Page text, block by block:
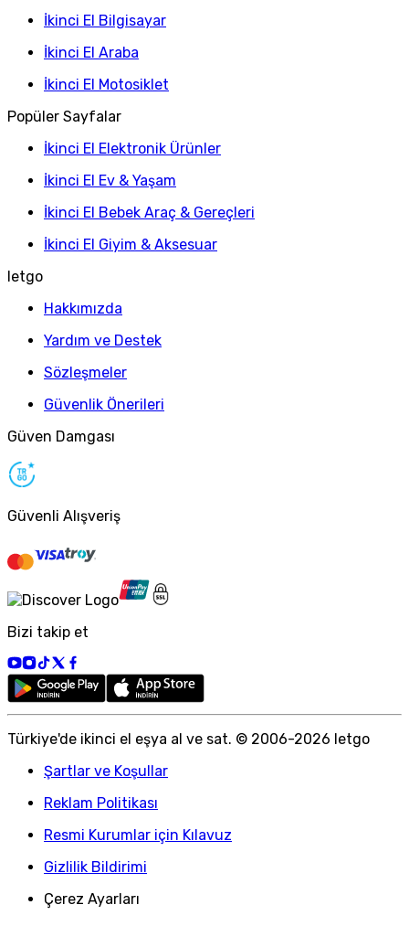
İkinci El Bilgisayar
İkinci El Araba
İkinci El Motosiklet
Popüler Sayfalar
İkinci El Elektronik Ürünler
İkinci El Ev & Yaşam
İkinci El Bebek Araç & Gereçleri
İkinci El Giyim & Aksesuar
letgo
Hakkımızda
Yardım ve Destek
Sözleşmeler
Güvenlik Önerileri
Güven Damgası
Güvenli Alışveriş
Bizi takip et
Türkiye'de ikinci el eşya al ve sat. © 2006-2026 letgo
Şartlar ve Koşullar
Reklam Politikası
Resmi Kurumlar için Kılavuz
Gizlilik Bildirimi
Çerez Ayarları